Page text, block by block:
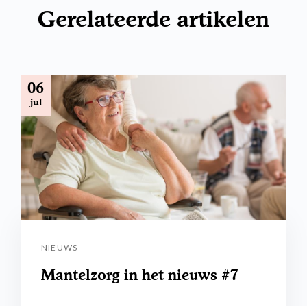
Gerelateerde artikelen
06
jul
NIEUWS
Mantelzorg in het nieuws #7